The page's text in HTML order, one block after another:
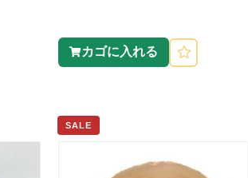
カゴに入れる
SALE